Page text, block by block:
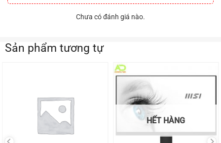
Chưa có đánh giá nào.
Sản phẩm tương tự
HẾT HÀNG